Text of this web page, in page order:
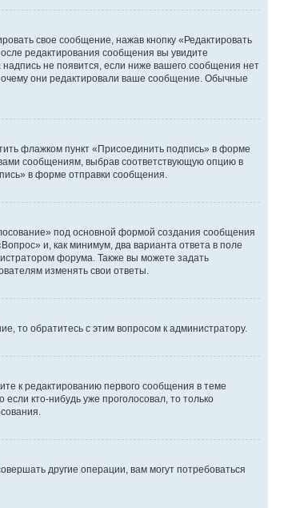
свое сообщение, нажав кнопку «Редактировать
редактирования сообщения вы увидите
не появится, если ниже вашего сообщения нет
они редактировали ваше сообщение. Обычные
флажком пункт «Присоединить подпись» в форме
сообщениям, выбрав соответствующую опцию в
в форме отправки сообщения.
под основной формой создания сообщения
и, как минимум, два варианта ответа в поле
форума. Также вы можете задать
изменять свои ответы.
то обратитесь с этим вопросом к администратору.
к редактированию первого сообщения в теме
кто-нибудь уже проголосовал, то только
другие операции, вам могут потребоваться